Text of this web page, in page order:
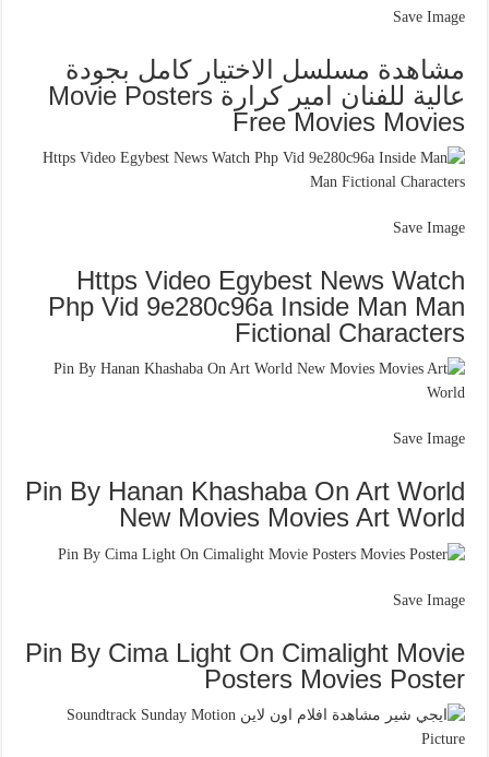
Save Image
مشاهدة مسلسل الاختيار كامل بجودة
عالية للفنان امير كرارة Movie Posters
Free Movies Movies
Save Image
Https Video Egybest News Watch
Php Vid 9e280c96a Inside Man Man
Fictional Characters
Save Image
Pin By Hanan Khashaba On Art World
New Movies Movies Art World
Save Image
Pin By Cima Light On Cimalight Movie
Posters Movies Poster